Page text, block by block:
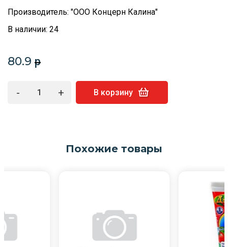
Производитель: "ООО Концерн Калина"
В наличии: 24
80.9 p
- + В корзину
Похожие товары